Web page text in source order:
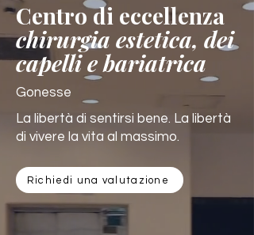
Centro di eccellenza
chirurgia estetica, dei
capelli e bariatrica
Gonesse
La libertà di sentirsi bene. La libertà
di vivere la vita al massimo.
Richiedi una valutazione